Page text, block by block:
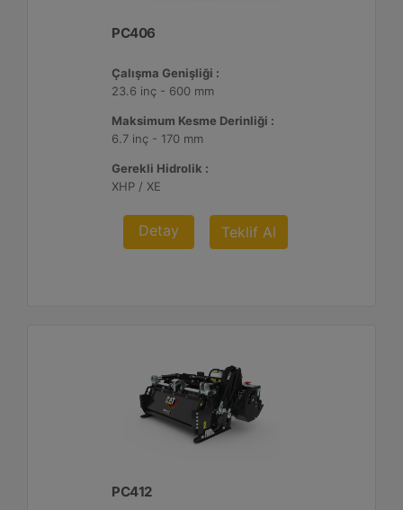
PC406
Çalışma Genişliği :
23.6 inç - 600 mm
Maksimum Kesme Derinliği :
6.7 inç - 170 mm
Gerekli Hidrolik :
XHP / XE
Detay Teklif Al
PC412